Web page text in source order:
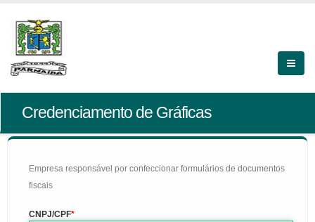
Credenciamento de Gráficas
Empresa responsável por confeccionar formulários de documentos
fiscais
CNPJ/CPF